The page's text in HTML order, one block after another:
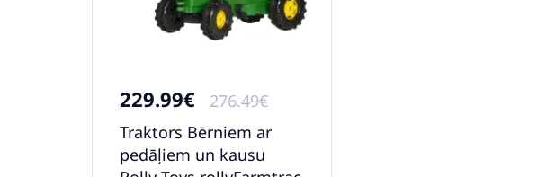
229.99€
276.49€
Traktors Bērniem ar
pedāļiem un kausu